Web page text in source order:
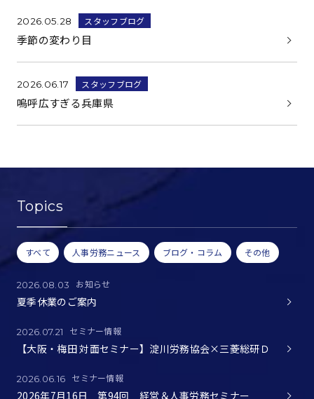
Topics
すべて 人事労務ニュース ブログ・コラム その他
2026.08.03 お知らせ
夏季休業のご案内
2026.07.21 セミナー情報
【大阪・梅田 対面セミナー】淀川労務協会×三菱総研Ｄ
2026.06.16 セミナー情報
2026年7月16日 第94回 経営＆人事労務セミナー
2026.05.28 スタッフブログ
季節の変わり目
2026.06.17 スタッフブログ
嗚呼広すぎる兵庫県